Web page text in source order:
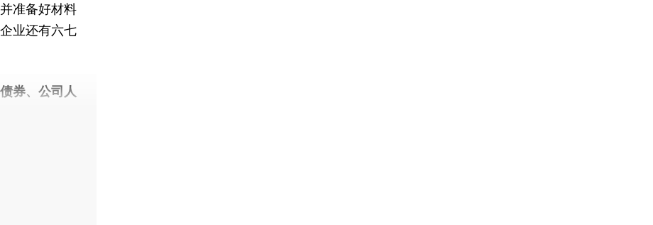
准备好材料
业还有六七
券、公司人